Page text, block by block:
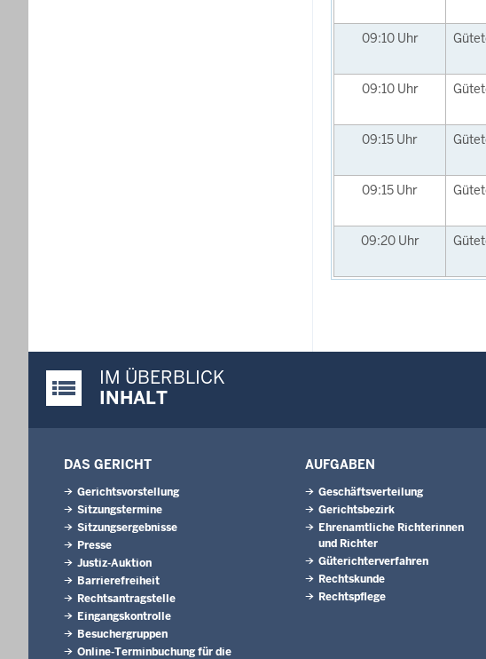
09:10 Uhr
09:10 Uhr
09:15 Uhr
09:15 Uhr
09:20 Uhr
Justiz-Portal im Überblick:
IM ÜBERBLICK
INHALT
DAS GERICHT
Gerichtsvorstellung
Sitzungstermine
Sitzungsergebnisse
Presse
Justiz-Auktion
Barrierefreiheit
Rechtsantragstelle
Eingangskontrolle
Besuchergruppen
Online-Terminbuchung für die
AUFGABEN
Geschäftsverteilung
Gerichtsbezirk
Ehrenamtliche Richterinnen
und Richter
Güterichterverfahren
Rechtskunde
Rechtspflege